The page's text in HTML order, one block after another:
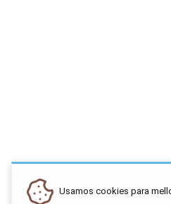
Usamos cookies para